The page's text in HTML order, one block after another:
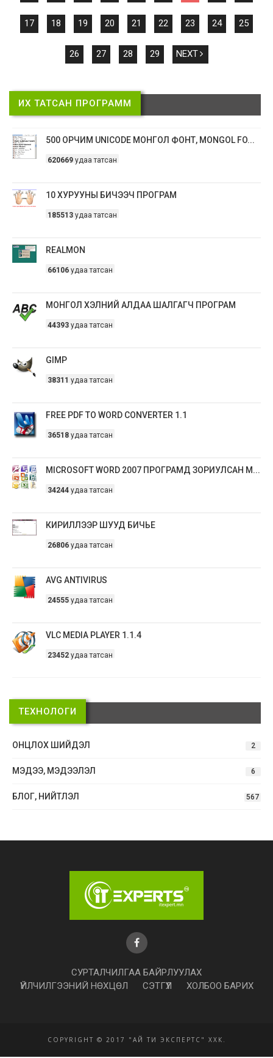
17 18 19 20 21 22 23 24 25
26 27 28 29 NEXT
ИХ ТАТСАН ПРОГРАММ
500 ОРЧИМ UNICODE МОНГОЛ ФОНТ, MONGOL FO...
620669 удаа татсан
10 ХУРУУНЫ БИЧЭЭЧ ПРОГРАМ
185513 удаа татсан
REALMON
66106 удаа татсан
МОНГОЛ ХЭЛНИЙ АЛДАА ШАЛГАГЧ ПРОГРАМ
44393 удаа татсан
GIMP
38311 удаа татсан
FREE PDF TO WORD CONVERTER 1.1
36518 удаа татсан
MICROSOFT WORD 2007 ПРОГРАМД ЗОРИУЛСАН М...
34244 удаа татсан
КИРИЛЛЭЭР ШУУД БИЧЬЕ
26806 удаа татсан
AVG ANTIVIRUS
24555 удаа татсан
VLC MEDIA PLAYER 1.1.4
23452 удаа татсан
ТЕХНОЛОГИ
ОНЦЛОХ ШИЙДЭЛ 2
МЭДЭЭ, МЭДЭЭЛЭЛ 6
БЛОГ, НИЙТЛЭЛ 567
СУРТАЛЧИЛГАА БАЙРЛУУЛАХ
ҮЙЛЧИЛГЭЭНИЙ НӨХЦӨЛ
СЭТГҮҮЛ ХОЛБОО БАРИХ
COPYRIGHT © 2017 "АЙ ТИ ЭКСПЕРТС" ХХК.